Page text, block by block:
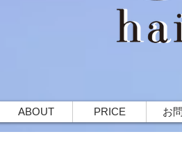
ABOUT PRICE お